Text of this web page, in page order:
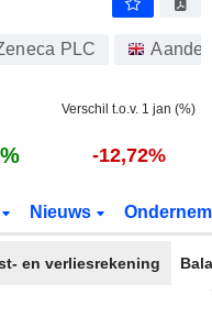
PLC
Verschil t.o.v. 1 jan (%)
-12,72%
Nieuws
en verliesrekening